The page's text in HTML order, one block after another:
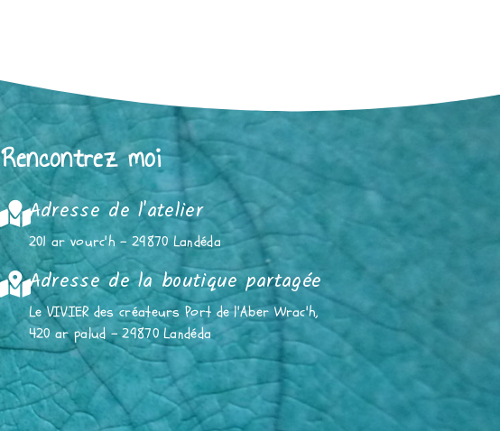
Rencontrez moi
Adresse de l'atelier
201 ar vourc'h - 29870 Landéda
Adresse de la boutique partagée
Le VIVIER des créateurs Port de l'Aber Wrac'h,
420 ar palud - 29870 Landéda